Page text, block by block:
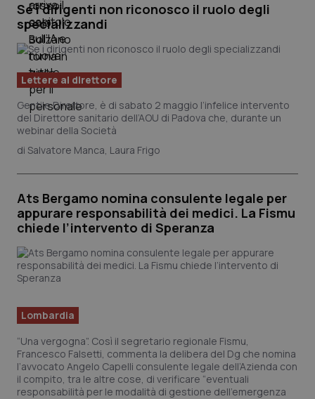
Se i dirigenti non riconosco il ruolo degli
specializzandi
Lettere al direttore
Gentile Direttore, è di sabato 2 maggio l’infelice intervento
del Direttore sanitario dell’AOU di Padova che, durante un
webinar della Società
Salvatore Manca, Laura Frigo
Ats Bergamo nomina consulente legale per
appurare responsabilità dei medici. La Fismu
chiede l’intervento di Speranza
Lombardia
“Una vergogna”. Così il segretario regionale Fismu,
Francesco Falsetti, commenta la delibera del Dg che nomina
l’avvocato Angelo Capelli consulente legale dell’Azienda con
il compito, tra le altre cose, di verificare “eventuali
responsabilità per le modalità di gestione dell’emergenza